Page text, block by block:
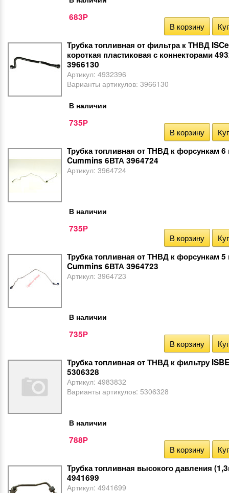
683Р
В корзину
Трубка топливная от фильтра к ТНВД
короткая пластиковая с коннекторами
3966130
Артикул: 4932396
Варианты артикулов: 3966130
В наличии
735Р
В корзину
Трубка топливная от ТНВД к форсункам
Cummins 6ВТА 3964724
Артикул: 3964724
В наличии
735Р
В корзину
Трубка топливная от ТНВД к форсункам
Cummins 6ВТА 3964723
Артикул: 3964723
В наличии
735Р
В корзину
Трубка топливная от ТНВД к фильтру
5306328
Артикул: 4983832
Варианты артикулов: 5306328
В наличии
788Р
В корзину
Трубка топливная высокого давления
4941699
Артикул: 4941699